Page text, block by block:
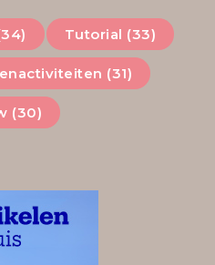
Tutorial (33)
(31)
(30)